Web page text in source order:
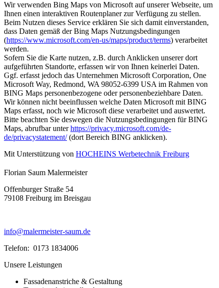
Wir verwenden Bing Maps von Microsoft auf unserer Webseite, um
Ihnen einen interaktiven Routenplaner zur Verfügung zu stellen.
Beim Nutzen dieses Service erklären Sie sich damit einverstanden,
dass Daten gemäß der Bing Maps Nutzungsbedingungen
(https://www.microsoft.com/en-us/maps/product/terms) verarbeitet
werden.
Sofern Sie die Karte nutzen, z.B. durch Anklicken unserer dort
aufgeführten Standorte, erfassen wir von Ihnen keinerlei Daten.
Ggf. erfasst jedoch das Unternehmen Microsoft Corporation, One
Microsoft Way, Redmond, WA 98052-6399 USA im Rahmen von
BING Maps personenbezogene oder personenbeziehbare Daten.
Wir können nicht beeinflussen welche Daten Microsoft mit BING
Maps erfasst, noch wie Microsoft diese verarbeitet und auswertet.
Bitte beachten Sie deswegen die Nutzungsbedingungen für BING
Maps, abrufbar unterhttps://privacy.microsoft.com/de-
de/privacystatement/(dort Bereich BING anklicken).
Mit Unterstützung von HOCHEINS Werbetechnik Freiburg
Florian Saum Malermeister
Offenburger Straße 54
79108 Freiburg im Breisgau
info@malermeister-saum.de
Telefon: 0173 1834006
Unsere Leistungen
Fassadenanstriche & Gestaltung